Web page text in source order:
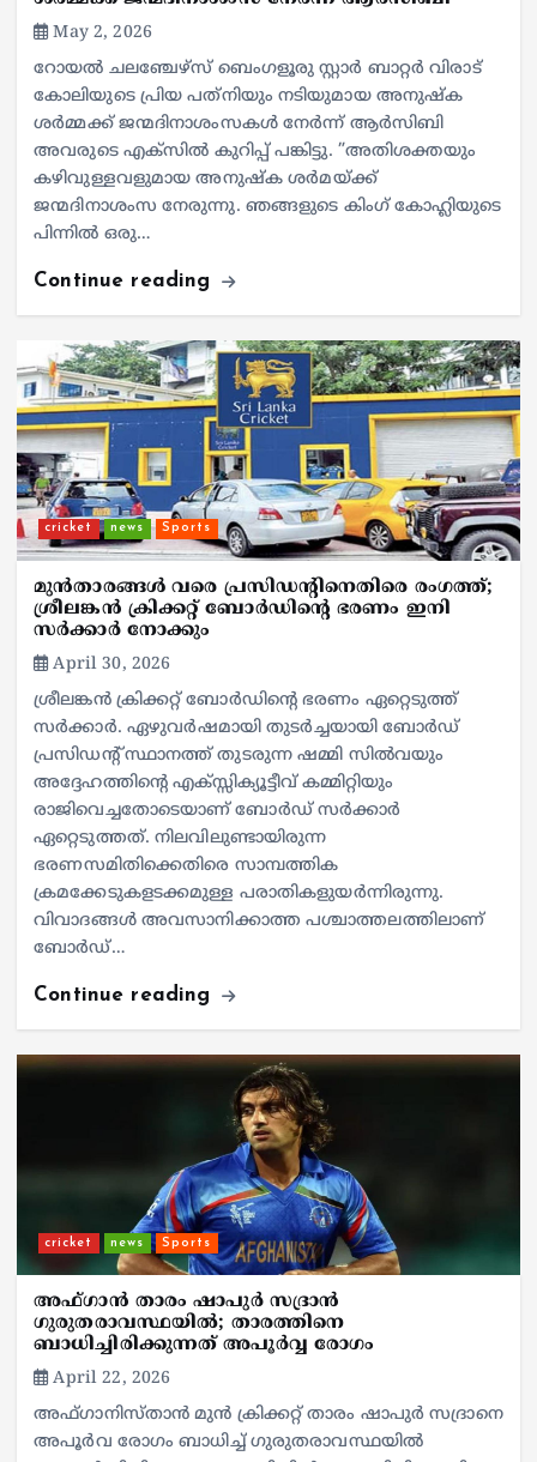
May 2, 2026
റോയല്‍ ചലഞ്ചേഴ്‌സ് ബെംഗളൂരു സ്റ്റാര്‍ ബാറ്റര്‍ വിരാട്
കോലിയുടെ പ്രിയ പത്‌നിയും നടിയുമായ അനുഷ്‌ക
ശര്‍മ്മക്ക് ജന്മദിനാശംസകള്‍ നേര്‍ന്ന് ആര്‍സിബി
അവരുടെ എക്‌സില്‍ കുറിപ്പ് പങ്കിട്ടു. ”അതിശക്തയും
കഴിവുള്ളവളുമായ അനുഷ്‌ക ശര്‍മയ്ക്ക്
ജന്മദിനാശംസ നേരുന്നു. ഞങ്ങളുടെ കിംഗ് കോഹ്ലിയുടെ
പിന്നില്‍ ഒരു…
Continue reading
cricket news Sports
മുന്‍താരങ്ങള്‍ വരെ പ്രസിഡന്റിനെതിരെ രംഗത്ത്;
ശ്രീലങ്കന്‍ ക്രിക്കറ്റ് ബോര്‍ഡിന്റെ ഭരണം ഇനി
സര്‍ക്കാര്‍ നോക്കും
April 30, 2026
ശ്രീലങ്കന്‍ ക്രിക്കറ്റ് ബോര്‍ഡിന്റെ ഭരണം ഏറ്റെടുത്ത്
സര്‍ക്കാര്‍. ഏഴുവര്‍ഷമായി തുടര്‍ച്ചയായി ബോര്‍ഡ്
പ്രസിഡന്റ് സ്ഥാനത്ത് തുടരുന്ന ഷമ്മി സില്‍വയും
അദ്ദേഹത്തിന്റെ എക്‌സ്സിക്യൂട്ടീവ് കമ്മിറ്റിയും
രാജിവെച്ചതോടെയാണ് ബോര്‍ഡ് സര്‍ക്കാര്‍
ഏറ്റെടുത്തത്. നിലവിലുണ്ടായിരുന്ന
ഭരണസമിതിക്കെതിരെ സാമ്പത്തിക
ക്രമക്കേടുകളടക്കമുള്ള പരാതികളുയര്‍ന്നിരുന്നു.
വിവാദങ്ങള്‍ അവസാനിക്കാത്ത പശ്ചാത്തലത്തിലാണ്
ബോര്‍ഡ്…
Continue reading
cricket news Sports
അഫ്ഗാന്‍ താരം ഷാപുര്‍ സദ്രാന്‍
ഗുരുതരാവസ്ഥയില്‍; താരത്തിനെ
ബാധിച്ചിരിക്കുന്നത് അപൂര്‍വ്വ രോഗം
April 22, 2026
അഫ്ഗാനിസ്താന്‍ മുന്‍ ക്രിക്കറ്റ് താരം ഷാപുര്‍ സദ്രാനെ
അപൂര്‍വ രോഗം ബാധിച്ച് ഗുരുതരാവസ്ഥയില്‍